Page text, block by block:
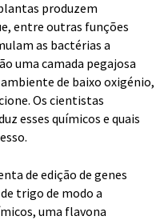
produzem
entre outras funções
as bactérias a
uma camada pegajosa
de baixo oxigénio,
Os cientistas
esses químicos e quais
de edição de genes
trigo de modo a
uma flavona